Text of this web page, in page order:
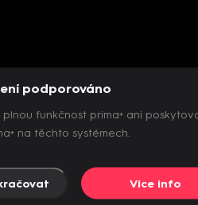
podporováno
funkčnost prima+ ani
na těchto systémech.
Více info